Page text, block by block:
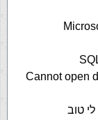
[Microsoft][ODBC SQL Server
Server]Cannot